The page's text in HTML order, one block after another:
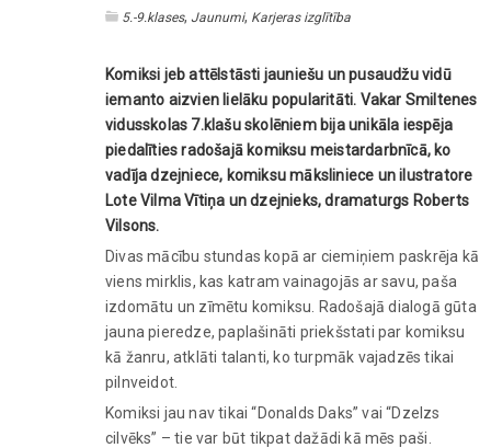
5.-9.klases, Jaunumi, Karjeras izglītība
Komiksi jeb attēlstāsti jauniešu un pusaudžu vidū
iemanto aizvien lielāku popularitāti. Vakar Smiltenes
vidusskolas 7.klašu skolēniem bija unikāla iespēja
piedalīties radošajā komiksu meistardarbnīcā, ko
vadīja dzejniece, komiksu māksliniece un ilustratore
Lote Vilma Vītiņa un dzejnieks, dramaturgs Roberts
Vilsons.
Divas mācību stundas kopā ar ciemiņiem paskrēja kā
viens mirklis, kas katram vainagojās ar savu, paša
izdomātu un zīmētu komiksu. Radošajā dialogā gūta
jauna pieredze, paplašināti priekšstati par komiksu
kā žanru, atklāti talanti, ko turpmāk vajadzēs tikai
pilnveidot.
Komiksi jau nav tikai “Donalds Daks” vai “Dzelzs
cilvēks” – tie var būt tikpat dažādi kā mēs paši.